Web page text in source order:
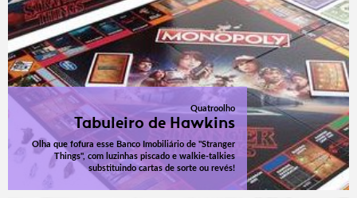
Quatroolho
Tabuleiro de Hawkins
Olha que fofura esse Banco Imobiliário de "Stranger
Things", com luzinhas piscado e walkie-talkies
substituindo cartas de sorte ou revés!